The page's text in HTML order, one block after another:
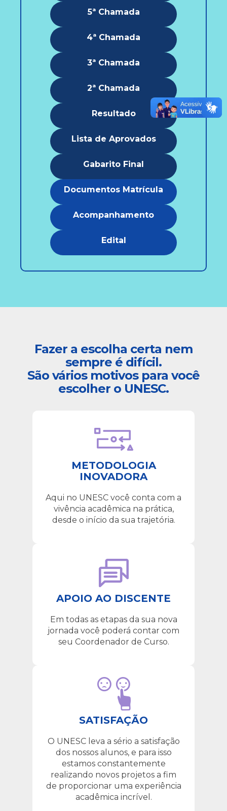
5ª Chamada
4ª Chamada
3ª Chamada
2ª Chamada
Resultado
Lista de Aprovados
Gabarito Final
Documentos Matrícula
Acompanhamento
Edital
Fazer a escolha certa nem
sempre é difícil.
São vários motivos para você
escolher o UNESC.
METODOLOGIA
INOVADORA
Aqui no UNESC você conta com a
vivência acadêmica na prática,
desde o início da sua trajetória.
APOIO AO DISCENTE
Em todas as etapas da sua nova
jornada você poderá contar com
seu Coordenador de Curso.
SATISFAÇÃO
O UNESC leva a sério a satisfação
dos nossos alunos, e para isso
estamos constantemente
realizando novos projetos a fim
de proporcionar uma experiência
acadêmica incrível.